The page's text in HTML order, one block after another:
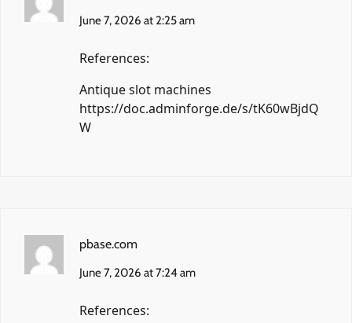
June 7, 2026 at 2:25 am
References:
Antique slot machines
https://doc.adminforge.de/s/tK60wBjdQ
W
pbase.com
June 7, 2026 at 7:24 am
References: